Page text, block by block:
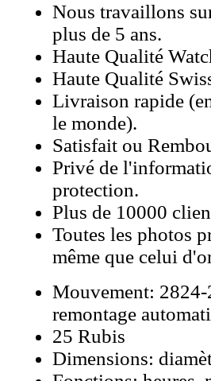
Nous travaillons
plus de 5 ans.
Haute Qualité
Haute Qualité
Livraison rapide
le monde).
Satisfait ou
Privé de
protection.
Plus de 10000
Toutes les photos
même que celui
Mouvement: 2824-
remontage
25 Rubis
Dimensions: